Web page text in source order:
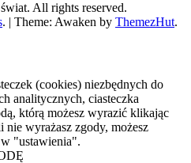
All rights reserved.
. | Theme: Awaken by ThemezHut.
(cookies) niezbędnych do
analitycznych, ciasteczka
którą możesz wyrazić klikając
wyrażasz zgody, możesz
"ustawienia".